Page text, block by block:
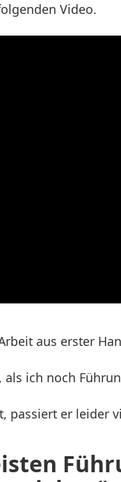
Video.
aus erster
ich noch
passiert er leider